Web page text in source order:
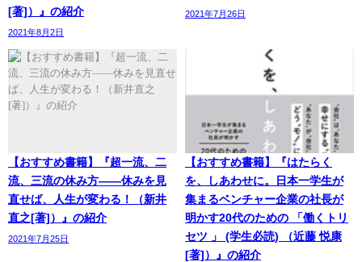
[著]）』の紹介
2021年8月2日
2021年7月26日
【おすすめ書籍】『超一流、二
流、三流の休み方――休みを見
直せば、人生が変わる！（新井
直之[著]）』の紹介
2021年7月25日
【おすすめ書籍】『はたらく
を、しあわせに。日本一学生が
集まるベンチャー企業の社長が
明かす20代のための 「働くトリ
セツ 」 (学生必読) （近藤 悦康
[著]）』の紹介